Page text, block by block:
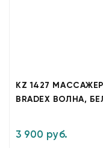
KZ 1427
BRADEX ВОЛНА,
3 900 руб.